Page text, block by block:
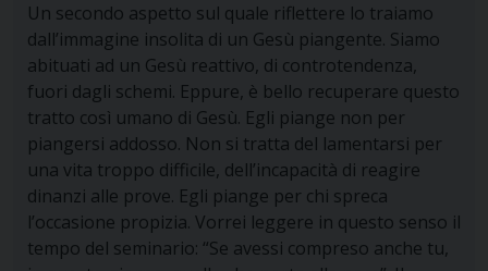
Un secondo aspetto sul quale riflettere lo traiamo
dall’immagine insolita di un Gesù piangente. Siamo
abituati ad un Gesù reattivo, di controtendenza,
fuori dagli schemi. Eppure, è bello recuperare questo
tratto così umano di Gesù. Egli piange non per
piangersi addosso. Non si tratta del lamentarsi per
una vita troppo difficile, dell’incapacità di reagire
dinanzi alle prove. Egli piange per chi spreca
l’occasione propizia. Vorrei leggere in questo senso il
tempo del seminario: “Se avessi compreso anche tu,